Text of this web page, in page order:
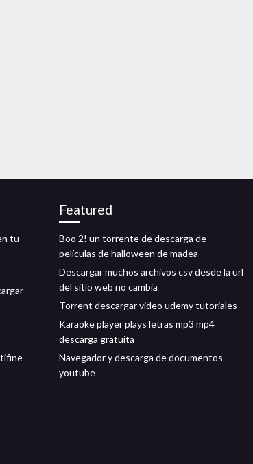
tu
Featured
Boo 2! un torrente de descarga de
películas de halloween de madea
Descargar muchos archivos csv desde la url
del sitio web no cambia
Torrent descargar video udemy tutoriales
Karaoke player plays letras mp3 mp4
descarga gratuita
Navegador y descarga de documentos
youtube